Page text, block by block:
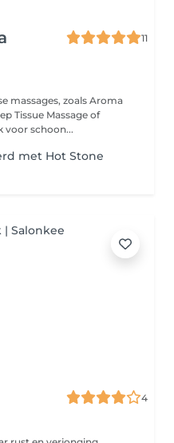
11
massages, zoals Aroma
Tissue Massage of
voor schoon...
met Hot Stone
4